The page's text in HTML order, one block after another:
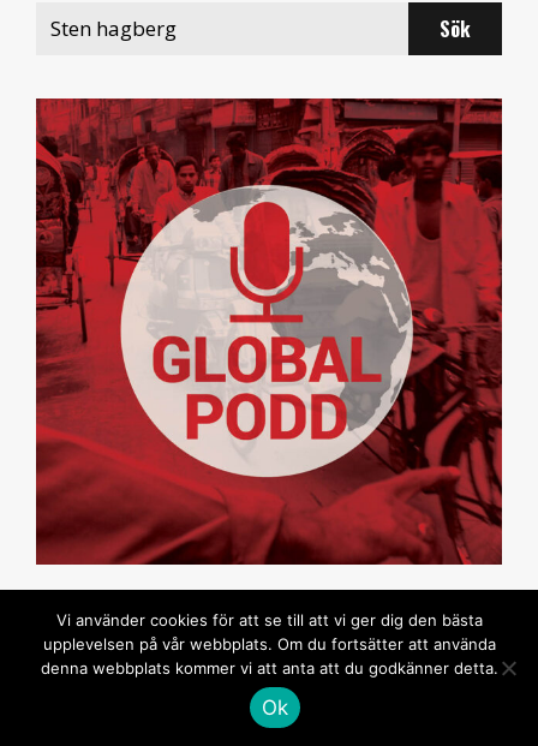
Search
for:
GLOBAL BAR MAGAZINE
Vi använder cookies för att se till att vi ger dig den bästa
upplevelsen på vår webbplats. Om du fortsätter att använda
denna webbplats kommer vi att anta att du godkänner detta.
Ok